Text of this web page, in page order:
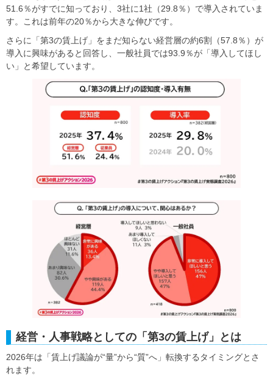
51.6％がすでに知っており、3社に1社（29.8％）で導入されていま
す。これは前年の20％から大きな伸びです。
さらに「第3の賃上げ」をまだ知らない経営層の約6割（57.8％）が
導入に興味があると回答し、一般社員では93.9％が「導入してほし
い」と希望しています。
経営・人事戦略としての「第3の賃上げ」とは
2026年は「賃上げ議論が“量”から“質”へ」転換するタイミングとさ
れます。